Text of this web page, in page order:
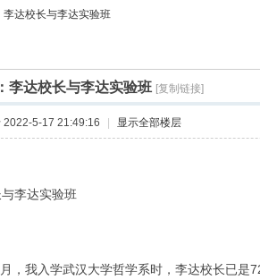
李达校长与李达实验班
李达校长与李达实验班 [复制链接]
2022-5-17 21:49:16 显示全部楼层
李达实验班
，我入学武汉大学哲学系时，李达校长已是